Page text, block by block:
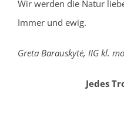
Wir werden die Natur
Immer und ewig.
Greta Barauskytė, IIG kl.
Jedes